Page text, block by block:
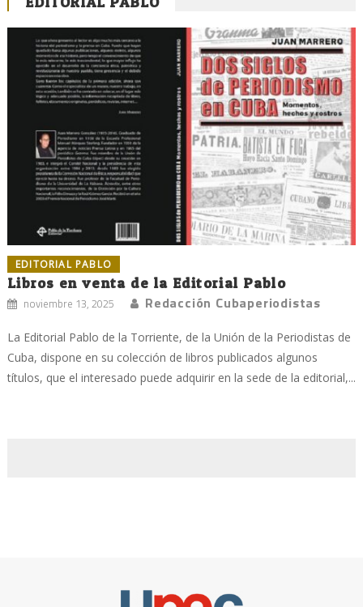
EDITORIAL PABLO
Libros en venta de la Editorial Pablo
noviembre 13, 2025 Redacción Cubaperiodistas
La Editorial Pablo de la Torriente, de la Unión de la Periodistas de
Cuba, dispone en su colección de libros publicados algunos
títulos, que el interesado puede adquirir en la sede de la editorial,...